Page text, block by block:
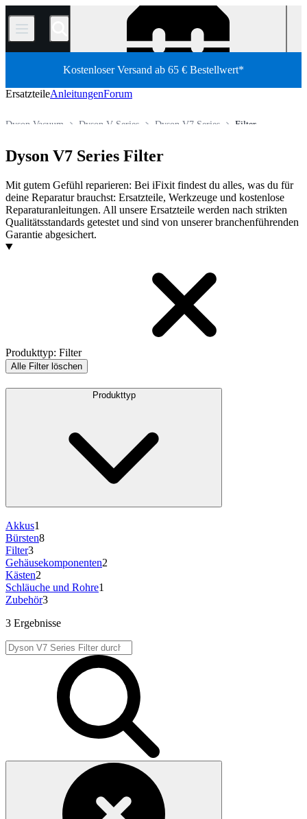
/
Kostenloser Versand ab 65 € Bestellwert*
ErsatzteileAnleitungenForum
Filter
Dyson V7 Series
Dyson V Series
Dyson Vacuum
Dyson V7 Series Filter
Mit gutem Gefühl reparieren: Bei iFixit findest du alles, was du für
deine Reparatur brauchst: Ersatzteile, Werkzeuge und kostenlose
Reparaturanleitungen. All unsere Ersatzteile werden nach strikten
Qualitätsstandards getestet und sind von unserer branchenführenden
Garantie abgesichert.
Produkte
Produkttyp: Filter
Alle Filter löschen
Produkttyp
Akkus1
Bürsten8
Filter3
Gehäusekomponenten2
Kästen2
Schläuche und Rohre1
Zubehör3
3 Ergebnisse